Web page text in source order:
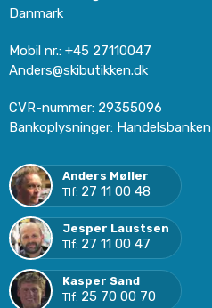
Danmark
Mobil nr.: +45 27110047
Anders@skibutikken.dk
CVR-nummer: 29355096
Bankoplysninger: Handelsbanken
Anders Møller
Tlf: 27 11 00 48
Jesper Laustsen
Tlf: 27 11 00 47
Kasper Sand
Tlf: 25 70 00 70